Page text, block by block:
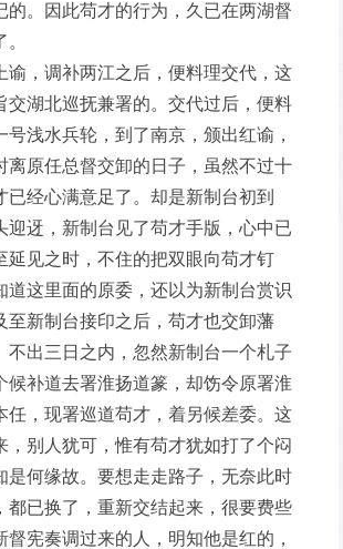
的。因此苟才的行为，久已在两湖督
谕，调补两江之后，便料理交代，这
交湖北巡抚兼署的。交代过后，便料
号浅水兵轮，到了南京，颁出红谕，
离原任总督交卸的日子，虽然不过十
已经心满意足了。却是新制台初到
迎迓，新制台见了苟才手版，心中已
延见之时，不住的把双眼向苟才钉
道这里面的原委，还以为新制台赏识
至新制台接印之后，苟才也交卸藩
不出三日之内，忽然新制台一个札子
候补道去署淮扬道篆，却饬令原署淮
任，现署巡道苟才，着另候差委。这
，别人犹可，惟有苟才犹如打了个闷
是何缘故。要想走走路子，无奈此时
都已换了，重新交结起来，很要费些
督宪奏调过来的人，明知他是红的，